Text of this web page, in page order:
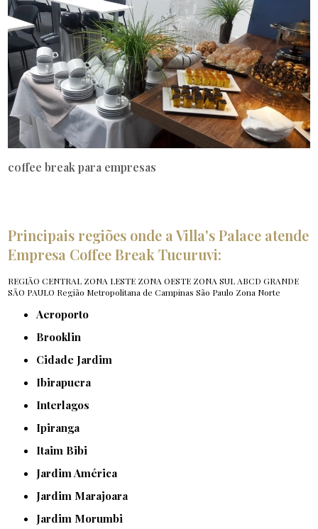
coffee break para empresas
Principais regiões onde a Villa's Palace atende
Empresa Coffee Break Tucuruvi:
REGIÃO CENTRAL ZONA LESTE ZONA OESTE ZONA SUL ABCD GRANDE
SÃO PAULO Região Metropolitana de Campinas São Paulo Zona Norte
Aeroporto
Brooklin
Cidade Jardim
Ibirapuera
Interlagos
Ipiranga
Itaim Bibi
Jardim América
Jardim Marajoara
Jardim Morumbi